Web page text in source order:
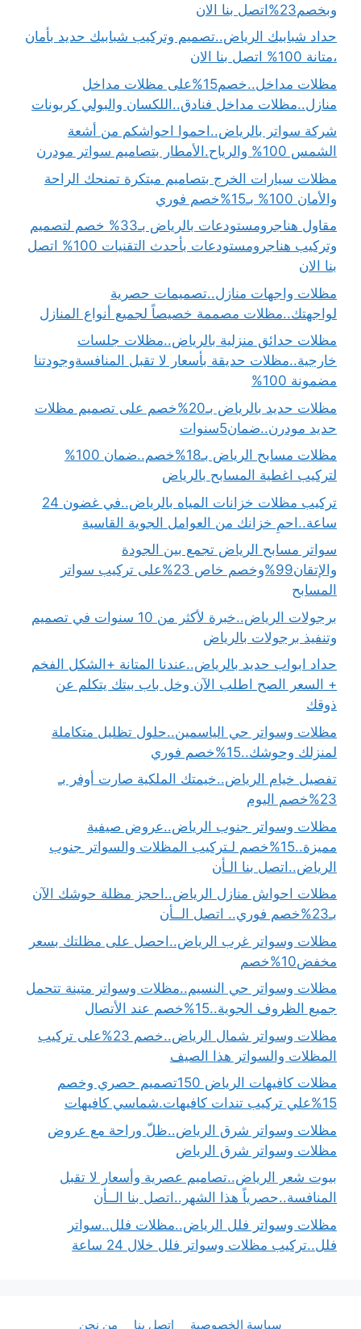
وبخصم23%اتصل بنا الان
حداد شبابيك الرياض..تصميم وتركيب شبابيك حديد بأمان
،متانة 100% اتصل بنا الان
مظلات مداخل..خصم15%على مظلات مداخل
منازل..مظلات مداخل فنادق..اللكسان والبولي كربونات
شركة سواتر بالرياض..احموا احواشكم من أشعة
الشمس 100% والرياح.الأمطار بتصاميم سواتر مودرن
مظلات سيارات الخرج بتصاميم مبتكرة تمنحك الراحة
والأمان 100% بـ15%خصم فوري
مقاول هناجرومستودعات بالرياض بـ33% خصم لتصميم
وتركيب هناجرومستودعات بأحدث التقنيات 100% اتصل
بنا الان
مظلات واجهات منازل..تصميمات حصرية
لواجهتك..مظلات مصممة خصيصاً لجميع أنواع المنازل
مظلات حدائق منزلية بالرياض..مظلات جلسات
خارجية..مظلات حديقة بأسعار لا تقبل المنافسةوجودتنا
مضمونة 100%
مظلات حديد بالرياض بـ20%خصم على تصميم مظلات
حديد مودرن..ضمان5سنوات
مظلات مسابح الرياض بـ18%خصم..ضمان 100%
لتركيب اغطية المسابح بالرياض
تركيب مظلات خزانات المياه بالرياض..في غضون 24
ساعة..احمِ خزانك من العوامل الجوية القاسية
سواتر مسابح الرياض تجمع بين الجودة
والإتقان99%وخصم خاص 23%على تركيب سواتر
المسابح
برجولات الرياض..خبرة لأكثر من 10 سنوات في تصميم
وتنفيذ برجولات بالرياض
حداد ابواب حديد بالرياض..عندنا المتانة +الشكل الفخم
+ السعر الصح اطلب الآن وخل باب بيتك يتكلم عن
ذوقك
مظلات وسواتر حي الياسمين..حلول تظليل متكاملة
لمنزلك وحوشك..15%خصم فوري
تفصيل خيام الرياض..خيمتك الملكية صارت أوفر بـ
23%خصم اليوم
مظلات وسواتر جنوب الرياض..عروض صيفية
مميزة..15%خصم لـتركيب المظلات والسواتر جنوب
الرياض..اتصل بنا الـأن
مظلات احواش منازل الرياض..احجز مظلة حوشك الآن
بـ23%خصم فوري.. اتصل الــأن
مظلات وسواتر غرب الرياض..احصل على مظلتك بسعر
مخفض10%خصم
مظلات وسواتر حي النسيم..مظلات وسواتر متينة تتحمل
جميع الظروف الجوية..15%خصم عند الأتصال
مظلات وسواتر شمال الرياض..خصم 23%على تركيب
المظلات والسواتر هذا الصيف
مظلات كافيهات الرياض 150تصميم حصري وخصم
15%علي تركيب تندات كافيهات.شماسي كافيهات
مظلات وسواتر شرق الرياض..ظلّ وراحة مع عروض
مظلات وسواتر شرق الرياض
بيوت شعر الرياض..تصاميم عصرية وأسعار لا تقبل
المنافسة..حصرياً هذا الشهر..اتصل بنا الــأن
مظلات وسواتر فلل الرياض..مظلات فلل..سواتر
فلل..تركيب مظلات وسواتر فلل خلال 24 ساعة
سياسة الخصوصية اتصل بنا من نحن